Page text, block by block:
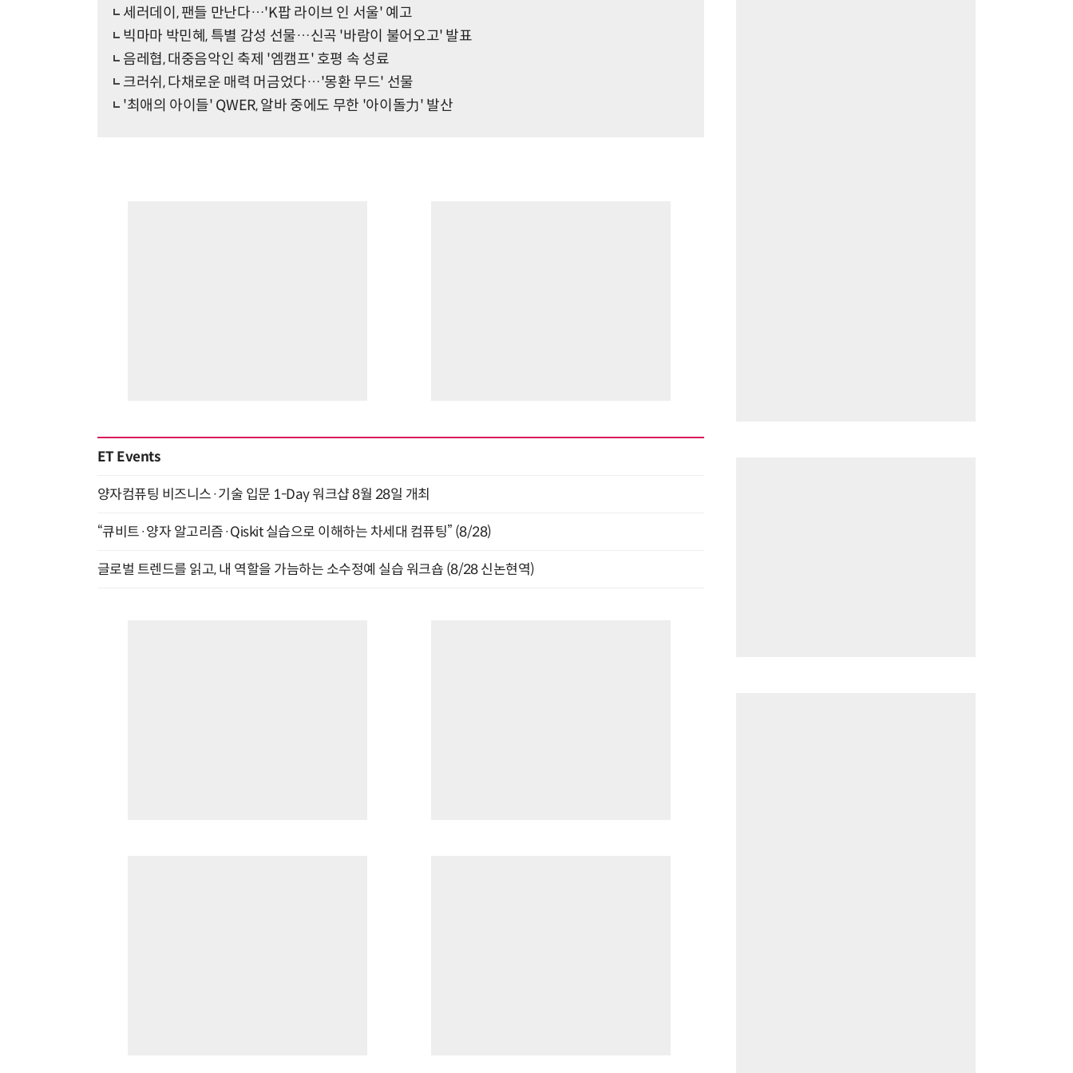
세러데이, 팬들 만난다…'K팝 라이브 인 서울' 예고
빅마마 박민혜, 특별 감성 선물…신곡 '바람이 불어오고' 발표
음레협, 대중음악인 축제 '엠캠프' 호평 속 성료
크러쉬, 다채로운 매력 머금었다…'몽환 무드' 선물
'최애의 아이들' QWER, 알바 중에도 무한 '아이돌力' 발산
ET Events
양자컴퓨팅 비즈니스·기술 입문 1-Day 워크샵 8월 28일 개최
“큐비트·양자 알고리즘·Qiskit 실습으로 이해하는 차세대 컴퓨팅” (8/28)
글로벌 트렌드를 읽고, 내 역할을 가늠하는 소수정예 실습 워크숍 (8/28 신논현역)